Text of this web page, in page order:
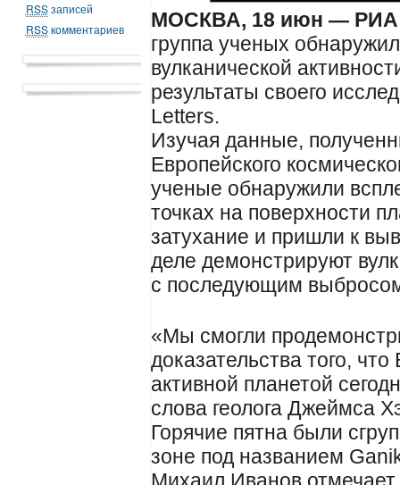
RSSзаписей
RSSкомментариев
МОСКВА, 18 июн — РИА
группа ученых
вулканической
результаты своего
Letters.
Изучая данные,
Европейского
ученые обнаружили
точках на поверхности
затухание и пришли к
деле демонстрируют
с последующим
«Мы смогли
доказательства того,
активной планетой
слова геолога Джеймса
Горячие пятна были
зоне под названием